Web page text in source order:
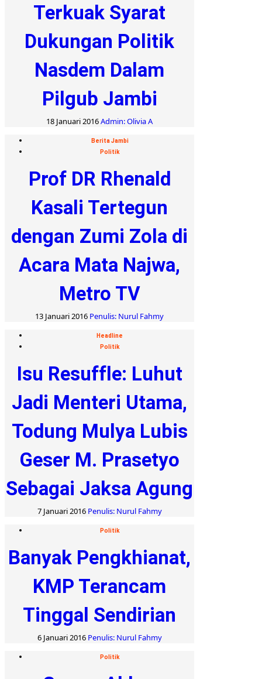
Terkuak Syarat
Dukungan Politik
Nasdem Dalam
Pilgub Jambi
18 Januari 2016Admin: Olivia A
Berita Jambi
Politik
Prof DR Rhenald
Kasali Tertegun
dengan Zumi Zola di
Acara Mata Najwa,
Metro TV
13 Januari 2016 Penulis: Nurul Fahmy
Headline
Politik
Isu Resuffle: Luhut
Jadi Menteri Utama,
Todung Mulya Lubis
Geser M. Prasetyo
Sebagai Jaksa Agung
7 Januari 2016 Penulis: Nurul Fahmy
Politik
Banyak Pengkhianat,
KMP Terancam
Tinggal Sendirian
6 Januari 2016 Penulis: Nurul Fahmy
Politik